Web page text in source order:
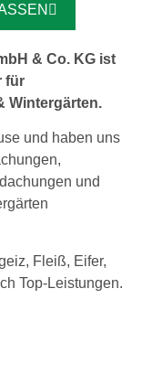
& Co. KG ist
für
Wintergärten.
und haben uns
und
Fleiß, Eifer,
Top-Leistungen.